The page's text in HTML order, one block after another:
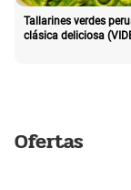
Tallarines verdes
clásica deliciosa
Ofertas